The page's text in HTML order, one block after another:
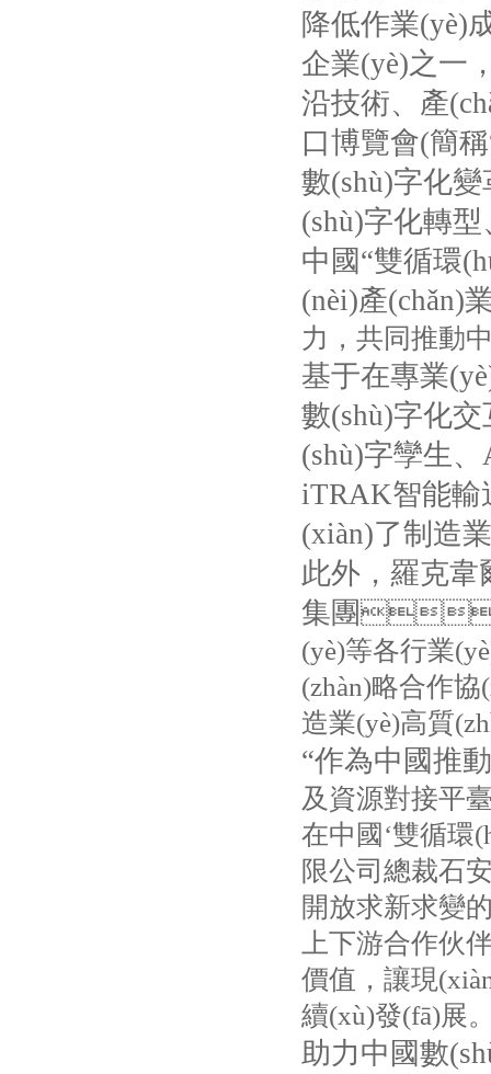
降低作業(yè)成
企業(yè)之一
沿技術、產
口博覽會(簡
數(shù)字化變
(shù)字化轉型
中國“雙循環
(nèi)產(chǎn)
力，共同推動中
基于在專業
數(shù)字化交
(shù)字孿生、
iTRAK智能輸
(xiàn)了制造
此外，羅克
集團
(yè)等各行業
(zhàn)略合作
造業(yè)高質(zhì)
“作為中國推
及資源對接平臺
在中國‘雙循環
限公司總裁石安
開放求新求變
上下游合作伙伴
價值，讓現
續(xù)發(fā)展
助力中國數